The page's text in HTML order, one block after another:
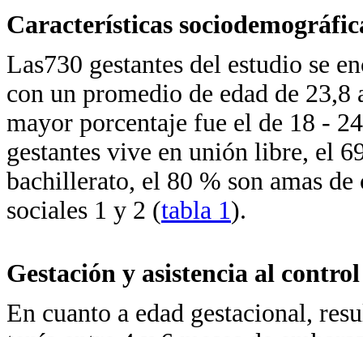
Características
Las730 gestantes del estudio se
con un promedio de edad de
mayor porcentaje fue el de 18 -
gestantes vive en unión libre, el
bachillerato, el 80 % son amas de
sociales 1 y 2 (tabla 1).
Gestación y asistencia al
En cuanto a edad gestacional,